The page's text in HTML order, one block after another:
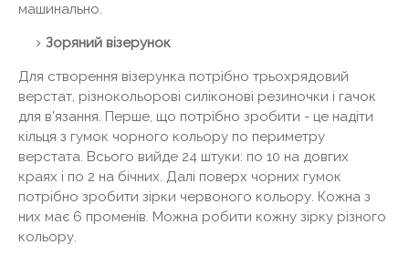
машинально.
Зоряний візерунок
Для створення візерунка потрібно трьохрядовий
верстат, різнокольорові силіконові резиночки і гачок
для в'язання. Перше, що потрібно зробити - це надіти
кільця з гумок чорного кольору по периметру
верстата. Всього вийде 24 штуки: по 10 на довгих
краях і по 2 на бічних. Далі поверх чорних гумок
потрібно зробити зірки червоного кольору. Кожна з
них має 6 променів. Можна робити кожну зірку різного
кольору.